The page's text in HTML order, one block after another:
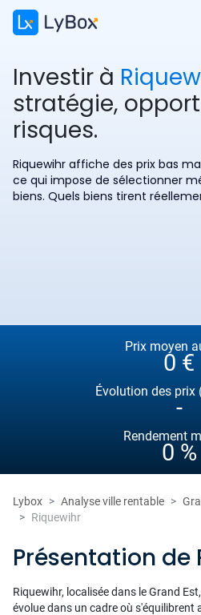
Investir à
stratégie,
risques.
Riquewihr affiche des prix bas
ce qui impose de sélectionner
biens. Quels biens tirent
Prix moyen
0 €
Évolution des prix
-
Rendement
0 %
Lybox Analyse ville rentable
Riquewihr
Présentation de
Riquewihr, localisée dans le Grand
évolue dans un cadre où s'équilibrent